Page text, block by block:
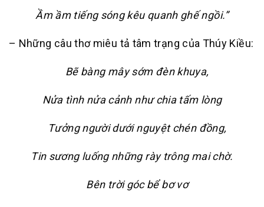
Ầm ầm tiếng sóng kêu quanh ghế ngồi.”
– Những câu thơ miêu tả tâm trạng của Thúy Kiều:
Bẽ bàng mây sớm đèn khuya,
Nửa tình nửa cảnh như chia tấm lòng
Tưởng người dưới nguyệt chén đồng,
Tin sương luống những rày trông mai chờ.
Bên trời góc bể bơ vơ